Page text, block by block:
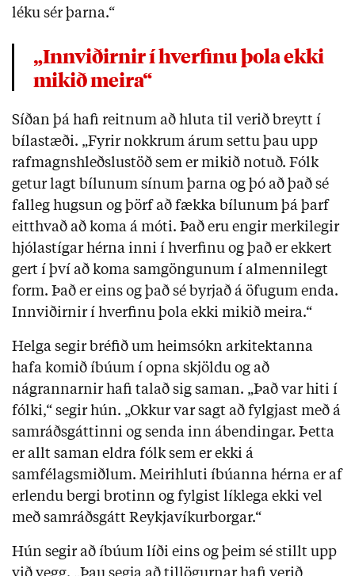
léku sér þarna.“
„Innviðirnir í hverfinu þola ekki
mikið meira“
Síðan þá hafi reitnum að hluta til verið breytt í
bílastæði. „Fyrir nokkrum árum settu þau upp
rafmagnshleðslustöð sem er mikið notuð. Fólk
getur lagt bílunum sínum þarna og þó að það sé
falleg hugsun og þörf að fækka bílunum þá þarf
eitthvað að koma á móti. Það eru engir merkilegir
hjólastígar hérna inni í hverfinu og það er ekkert
gert í því að koma samgöngunum í almennilegt
form. Það er eins og það sé byrjað á öfugum enda.
Innviðirnir í hverfinu þola ekki mikið meira.“
Helga segir bréfið um heimsókn arkitektanna
hafa komið íbúum í opna skjöldu og að
nágrannarnir hafi talað sig saman. „Það var hiti í
fólki,“ segir hún. „Okkur var sagt að fylgjast með á
samráðsgáttinni og senda inn ábendingar. Þetta
er allt saman eldra fólk sem er ekki á
samfélagsmiðlum. Meirihluti íbúanna hérna er af
erlendu bergi brotinn og fylgist líklega ekki vel
með samráðsgátt Reykjavíkurborgar.“
Hún segir að íbúum líði eins og þeim sé stillt upp